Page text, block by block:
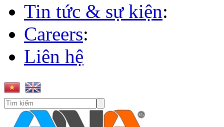
Tin tức & sự kiện:
Careers:
Liên hệ